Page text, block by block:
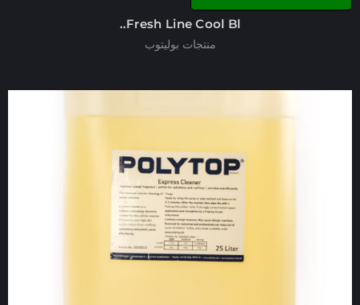
Fresh Line Cool Bl..
منتجات بوليتوب